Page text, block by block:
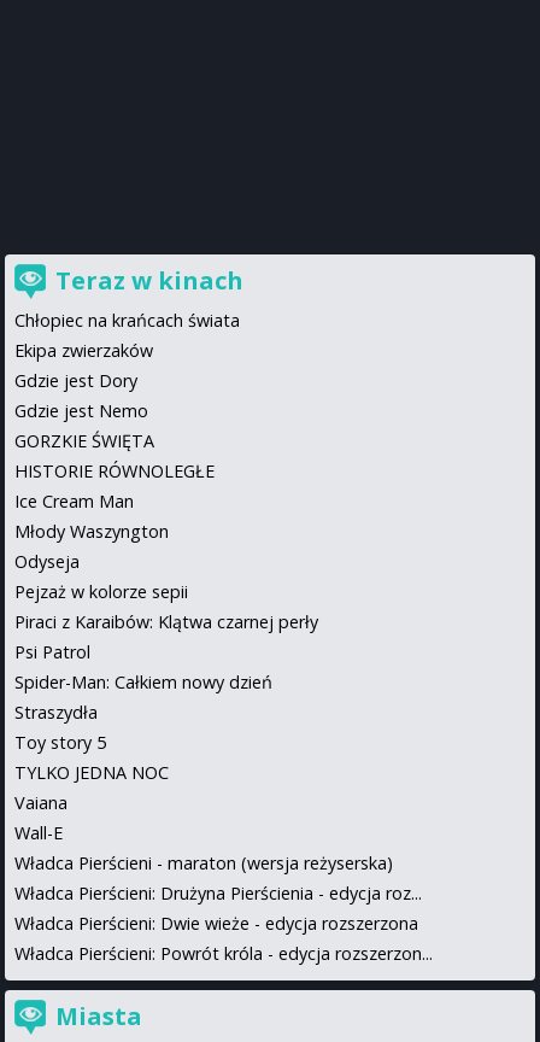
Teraz w kinach
Chłopiec na krańcach świata
Ekipa zwierzaków
Gdzie jest Dory
Gdzie jest Nemo
GORZKIE ŚWIĘTA
HISTORIE RÓWNOLEGŁE
Ice Cream Man
Młody Waszyngton
Odyseja
Pejzaż w kolorze sepii
Piraci z Karaibów: Klątwa czarnej perły
Psi Patrol
Spider-Man: Całkiem nowy dzień
Straszydła
Toy story 5
TYLKO JEDNA NOC
Vaiana
Wall-E
Władca Pierścieni - maraton (wersja reżyserska)
Władca Pierścieni: Drużyna Pierścienia - edycja roz...
Władca Pierścieni: Dwie wieże - edycja rozszerzona
Władca Pierścieni: Powrót króla - edycja rozszerzon...
Miasta